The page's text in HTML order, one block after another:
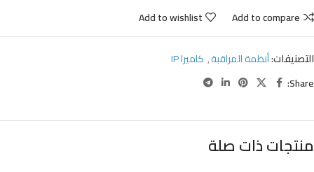
Add to compare
Add to wishlist
التصنيفات:أنظمة المراقبة, كاميرا IP
Share:
منتجات ذات صلة